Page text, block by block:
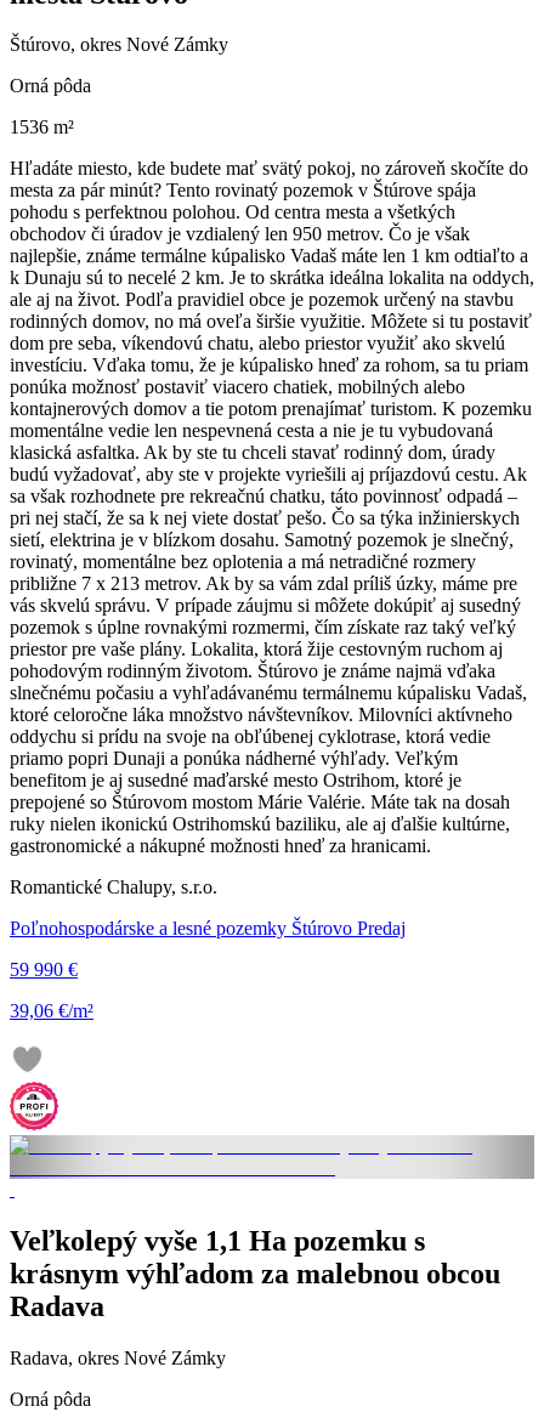
Štúrovo, okres Nové Zámky
Orná pôda
1536 m²
Hľadáte miesto, kde budete mať svätý pokoj, no zároveň skočíte do
mesta za pár minút? Tento rovinatý pozemok v Štúrove spája
pohodu s perfektnou polohou. Od centra mesta a všetkých
obchodov či úradov je vzdialený len 950 metrov. Čo je však
najlepšie, známe termálne kúpalisko Vadaš máte len 1 km odtiaľto a
k Dunaju sú to necelé 2 km. Je to skrátka ideálna lokalita na oddych,
ale aj na život. Podľa pravidiel obce je pozemok určený na stavbu
rodinných domov, no má oveľa širšie využitie. Môžete si tu postaviť
dom pre seba, víkendovú chatu, alebo priestor využiť ako skvelú
investíciu. Vďaka tomu, že je kúpalisko hneď za rohom, sa tu priam
ponúka možnosť postaviť viacero chatiek, mobilných alebo
kontajnerových domov a tie potom prenajímať turistom. K pozemku
momentálne vedie len nespevnená cesta a nie je tu vybudovaná
klasická asfaltka. Ak by ste tu chceli stavať rodinný dom, úrady
budú vyžadovať, aby ste v projekte vyriešili aj príjazdovú cestu. Ak
sa však rozhodnete pre rekreačnú chatku, táto povinnosť odpadá –
pri nej stačí, že sa k nej viete dostať pešo. Čo sa týka inžinierskych
sietí, elektrina je v blízkom dosahu. Samotný pozemok je slnečný,
rovinatý, momentálne bez oplotenia a má netradičné rozmery
približne 7 x 213 metrov. Ak by sa vám zdal príliš úzky, máme pre
vás skvelú správu. V prípade záujmu si môžete dokúpiť aj susedný
pozemok s úplne rovnakými rozmermi, čím získate raz taký veľký
priestor pre vaše plány. Lokalita, ktorá žije cestovným ruchom aj
pohodovým rodinným životom. Štúrovo je známe najmä vďaka
slnečnému počasiu a vyhľadávanému termálnemu kúpalisku Vadaš,
ktoré celoročne láka množstvo návštevníkov. Milovníci aktívneho
oddychu si prídu na svoje na obľúbenej cyklotrase, ktorá vedie
priamo popri Dunaji a ponúka nádherné výhľady. Veľkým
benefitom je aj susedné maďarské mesto Ostrihom, ktoré je
prepojené so Štúrovom mostom Márie Valérie. Máte tak na dosah
ruky nielen ikonickú Ostrihomskú baziliku, ale aj ďalšie kultúrne,
gastronomické a nákupné možnosti hneď za hranicami.
Romantické Chalupy, s.r.o.
Poľnohospodárske a lesné pozemky Štúrovo Predaj
59 990 €
39,06 €/m²
Veľkolepý vyše 1,1 Ha pozemku s
krásnym výhľadom za malebnou obcou
Radava
Radava, okres Nové Zámky
Orná pôda